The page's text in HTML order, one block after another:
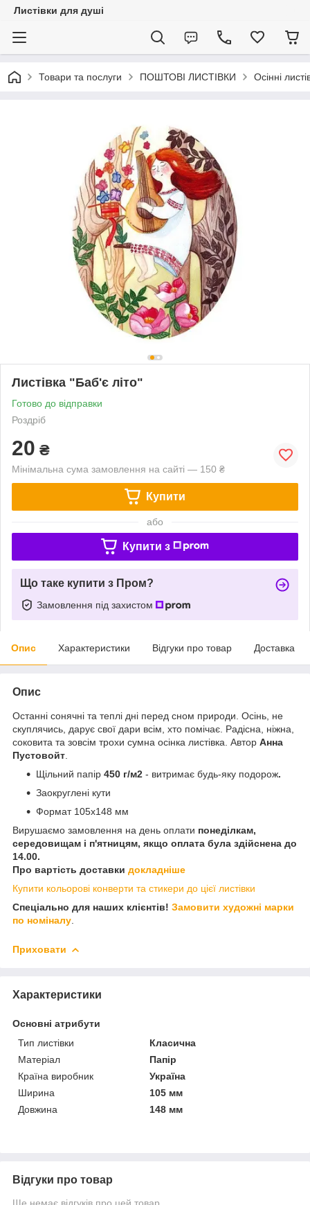
Листівки для душі
Товари та послуги ПОШТОВІ ЛИСТІВКИ Осінні
Листівка "Баб'є літо"
Готово до відправки
Роздріб
20 ₴
Мінімальна сума замовлення на сайті — 150 ₴
Купити
або
Купити з
Що таке купити з Пром?
Замовлення під захистом
Опис Характеристики Відгуки про товар Доставка
Опис
Останні сонячні та теплі дні перед сном природи. Осінь, не
скуплячись, дарує свої дари всім, хто помічає. Радісна, ніжна,
соковита та зовсім трохи сумна осінка листівка. Автор Анна
Пустовойт
Щільний папір 450 г/м2 - витримає будь-яку подорож.
Заокруглені кути
Формат 105х148 мм
Вирушаємо замовлення на день оплати понеділкам,
середовищам і п'ятницям, якщо оплата була здійснена до
14.00.
Про вартість доставки докладніше
Купити кольорові конверти та стикери до цієї листівки
Спеціально для наших клієнтів! Замовити художні марки
по номіналу
Приховати
Характеристики
Основні атрибути
Тип листівки
Класична
Матеріал
Папір
Країна виробник
Україна
Ширина
105 мм
Довжина
148 мм
Відгуки про товар
Ще немає відгуків про цей товар